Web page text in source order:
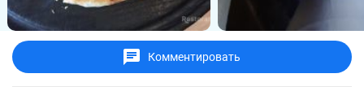
Комментировать